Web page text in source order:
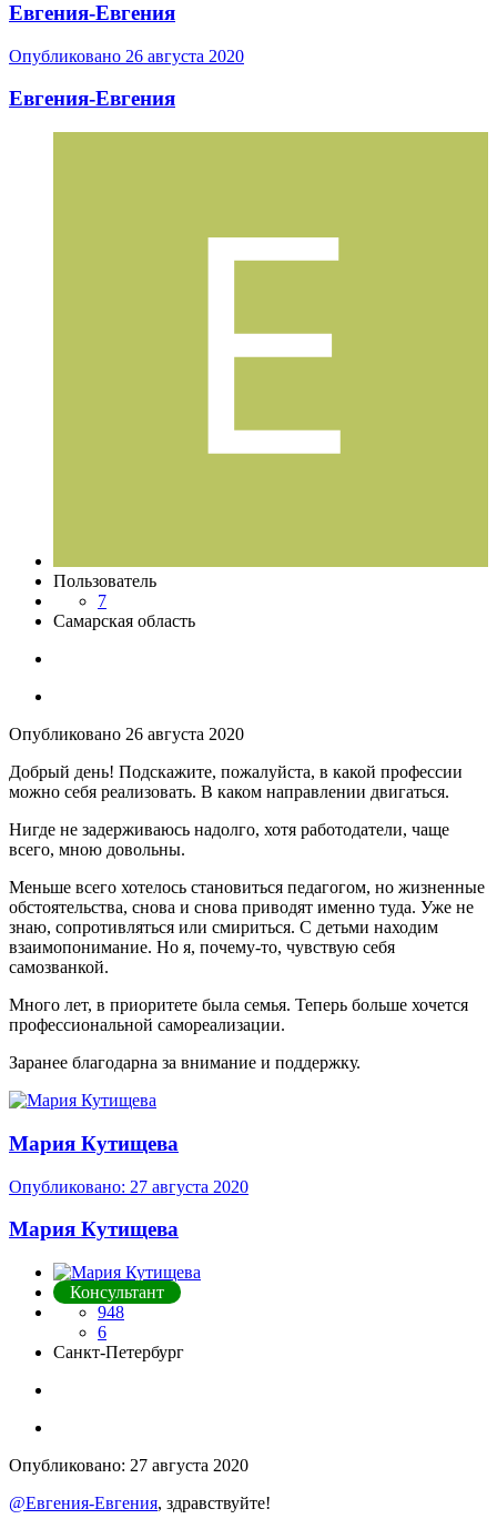
Евгения-Евгения
Опубликовано 26 августа 2020
Евгения-Евгения
Пользователь
7
Самарская область
Опубликовано 26 августа 2020
Добрый день! Подскажите, пожалуйста, в какой профессии
можно себя реализовать. В каком направлении двигаться.
Нигде не задерживаюсь надолго, хотя работодатели, чаще
всего, мною довольны.
Меньше всего хотелось становиться педагогом, но жизненные
обстоятельства, снова и снова приводят именно туда. Уже не
знаю, сопротивляться или смириться. С детьми находим
взаимопонимание. Но я, почему-то, чувствую себя
самозванкой.
Много лет, в приоритете была семья. Теперь больше хочется
профессиональной самореализации.
Заранее благодарна за внимание и поддержку.
Мария Кутищева
Опубликовано: 27 августа 2020
Мария Кутищева
Консультант
948
6
Санкт-Петербург
Опубликовано: 27 августа 2020
@Евгения-Евгения, здравствуйте!